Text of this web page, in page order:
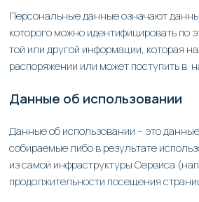
Персональные данные означают
которого можно идентифицировать по
той или другой информации, которая
распоряжении или может поступить в
Данные об использовании
Данные об использовании – это
собираемые либо в результате
из самой инфраструктуры Сервиса
продолжительности посещения